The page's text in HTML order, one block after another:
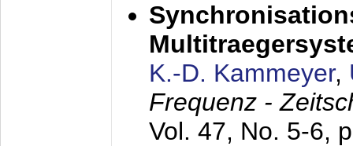
K.-D. Kammeyer,
Frequenz -
Vol. 47, No. 5-6,